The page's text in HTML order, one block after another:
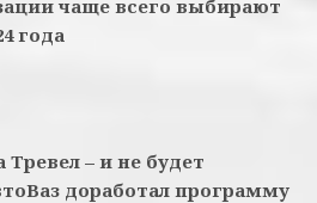
чаще всего выбирают
года
– и не будет
доработал программу